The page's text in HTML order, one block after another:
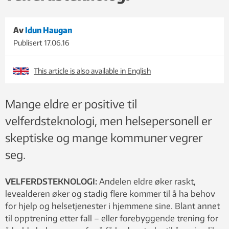
Av Idun Haugan
Publisert17.06.16
This article is also available in English
Mange eldre er positive til
velferdsteknologi, men helsepersonell er
skeptiske og mange kommuner vegrer
seg.
VELFERDSTEKNOLOGI: Andelen eldre øker raskt,
levealderen øker og stadig flere kommer til å ha behov
for hjelp og helsetjenester i hjemmene sine. Blant annet
til opptrening etter fall – eller forebyggende trening for